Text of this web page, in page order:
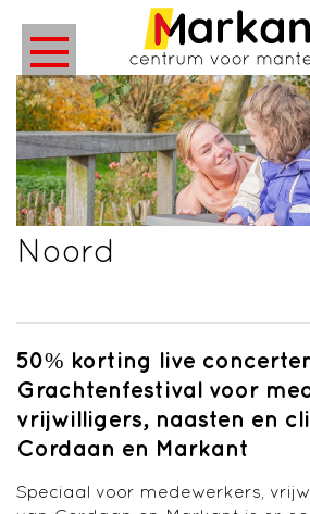
Noord
50% korting live
Grachtenfestival voor
vrijwilligers, naasten en
Cordaan en Markant
Speciaal voor medewerkers,